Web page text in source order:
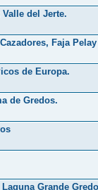
del Jerte.
Faja Pelay
de Europa.
de Gredos.
Grande